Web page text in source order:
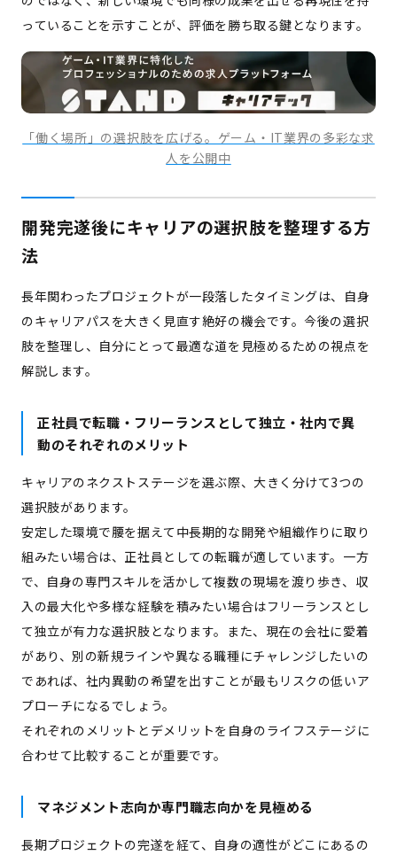
っていることを示すことが、評価を勝ち取る鍵となります。
「働く場所」の選択肢を広げる。ゲーム・IT業界の多彩な求
人を公開中
開発完遂後にキャリアの選択肢を整理する方
法
長年関わったプロジェクトが一段落したタイミングは、自身
のキャリアパスを大きく見直す絶好の機会です。今後の選択
肢を整理し、自分にとって最適な道を見極めるための視点を
解説します。
正社員で転職・フリーランスとして独立・社内で異
動のそれぞれのメリット
キャリアのネクストステージを選ぶ際、大きく分けて3つの
選択肢があります。
安定した環境で腰を据えて中長期的な開発や組織作りに取り
組みたい場合は、正社員としての転職が適しています。一方
で、自身の専門スキルを活かして複数の現場を渡り歩き、収
入の最大化や多様な経験を積みたい場合はフリーランスとし
て独立が有力な選択肢となります。また、現在の会社に愛着
があり、別の新規ラインや異なる職種にチャレンジしたいの
であれば、社内異動の希望を出すことが最もリスクの低いア
プローチになるでしょう。
それぞれのメリットとデメリットを自身のライフステージに
合わせて比較することが重要です。
マネジメント志向か専門職志向かを見極める
長期プロジェクトの完遂を経て、自身の適性がどこにあるの